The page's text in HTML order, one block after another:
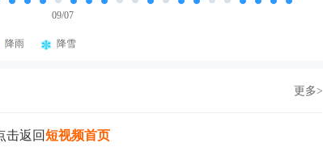
09/07
降雨 降雪
更多>
击返回短视频首页